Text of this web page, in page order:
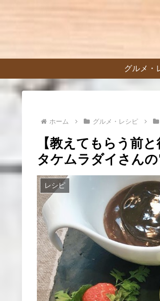
グルメ・
ホーム グルメ・レシピ
【教えてもらう前
タケムラダイさん
レシピ